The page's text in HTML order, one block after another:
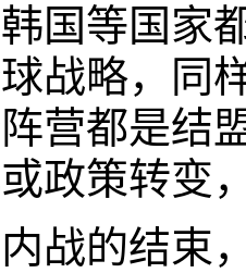
国等国家
战略，同
营都是结
政策转变
战的结束